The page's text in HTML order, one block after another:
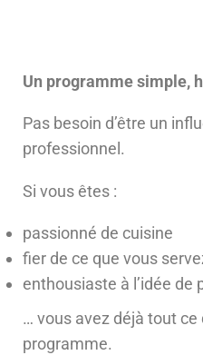
Un programme simple,
Pas besoin d’être un
professionnel.
Si vous êtes :
passionné de cuisine
fier de ce que vous
enthousiaste à l’idée
… vous avez déjà tout ce
programme.